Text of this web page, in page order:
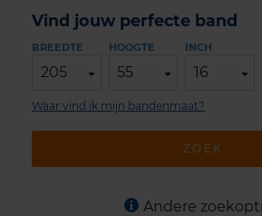
Vind jouw perfecte band
BREEDTE
205
HOOGTE
55
INCH
16
ZOEK
Waar vind ik mijn bandenmaat?
Andere